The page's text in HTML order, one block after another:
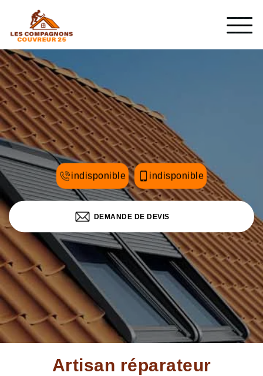
indisponible indisponible
DEMANDE DE DEVIS
Artisan réparateur